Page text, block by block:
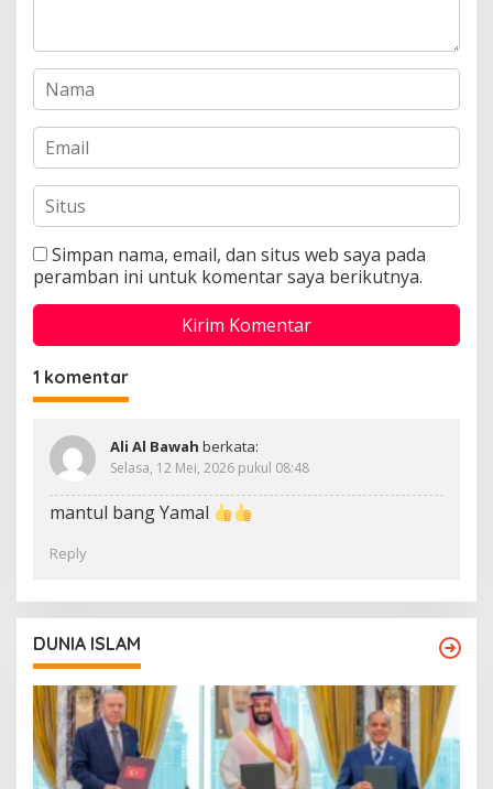
Simpan nama, email, dan situs web saya pada
peramban ini untuk komentar saya berikutnya.
1 komentar
Ali Al Bawah berkata:
Selasa, 12 Mei, 2026 pukul 08:48
mantul bang Yamal
Reply
DUNIA ISLAM